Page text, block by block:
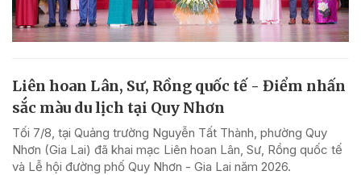
Liên hoan Lân, Sư, Rồng quốc tế - Điểm nhấn
sắc màu du lịch tại Quy Nhơn
Tối 7/8, tại Quảng trường Nguyễn Tất Thành, phường Quy
Nhơn (Gia Lai) đã khai mạc Liên hoan Lân, Sư, Rồng quốc tế
và Lễ hội đường phố Quy Nhơn - Gia Lai năm 2026.